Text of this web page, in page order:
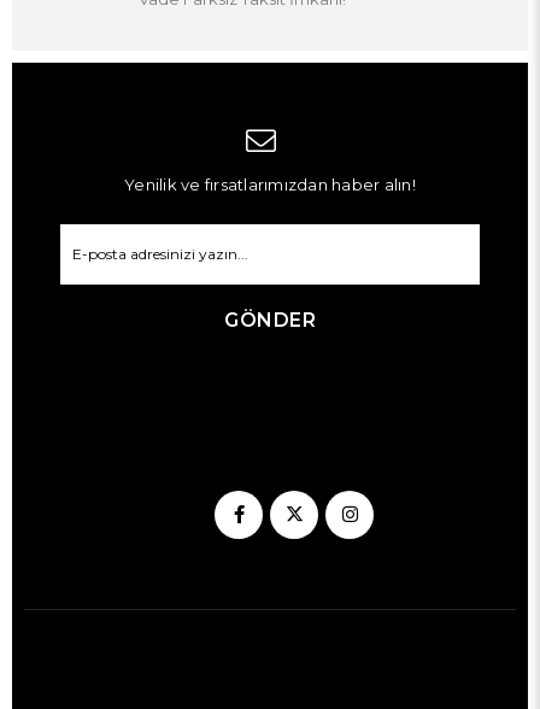
zemin alanı tüketmeden yatak başına pratik bir depolama ve
sergileme yüzeyi kazandırıyor. Kitap, gece lambası, şarj aleti
ve küçük aksesuarlar için ideal olan bu raflar kompakt genç
verirken karyolayla uyumlu bir görünüm oluşturuyor.
odası karyola ve başucu modellerini oda takımlarıyla birlikte
Yenilik ve fırsatlarımızdan haber alın!
GÖNDER